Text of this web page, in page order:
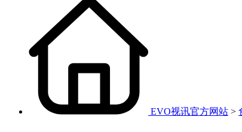
EVO视讯官方网站 >